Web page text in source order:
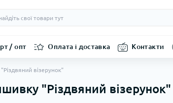
/ опт Оплата і доставка Контакти
візерунок"
"Різдвяний візерунок"